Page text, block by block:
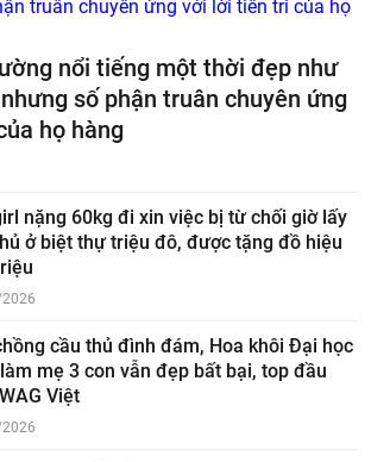
nổi tiếng một thời đẹp như
số phận truân chuyên ứng
họ hàng
nặng 60kg đi xin việc bị từ chối giờ lấy
ở biệt thự triệu đô, được tặng đồ hiệu
cầu thủ đình đám, Hoa khôi Đại học
mẹ 3 con vẫn đẹp bất bại, top đầu
Việt